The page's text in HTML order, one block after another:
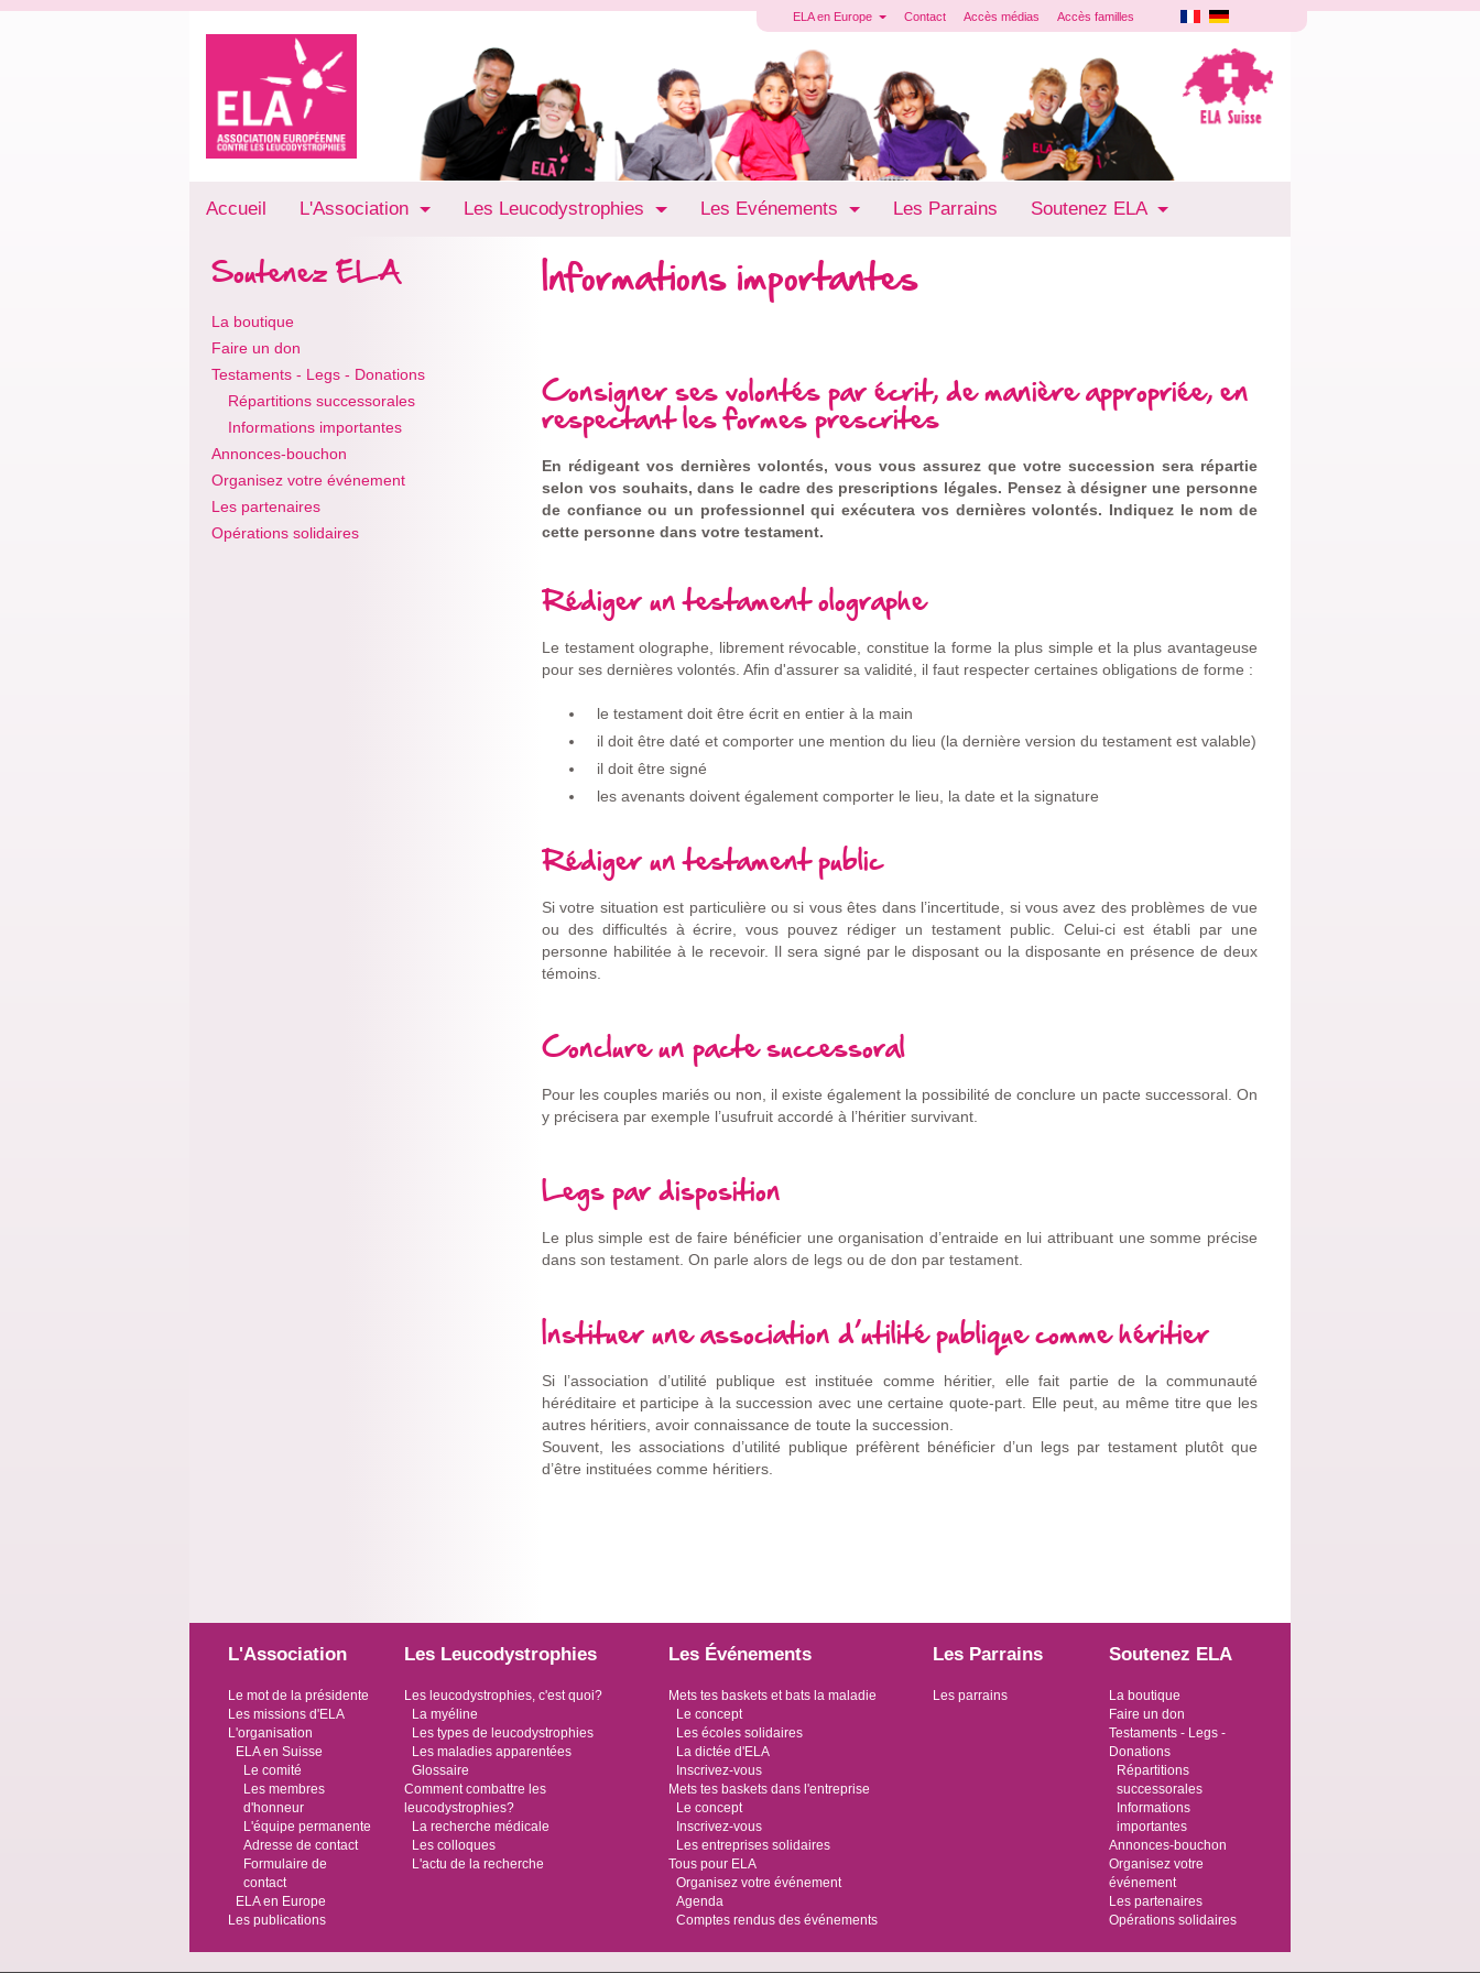
ELA en Europe Contact Accès médias Accès familles
Accueil L'Association Les Leucodystrophies Les Evénements Les Parrains Soutenez ELA
Soutenez ELA
La boutique
Faire un don
Testaments - Legs - Donations
Répartitions successorales
Informations importantes
Annonces-bouchon
Organisez votre événement
Les partenaires
Opérations solidaires
Informations importantes
Consigner ses volontés par écrit, de manière appropriée, en
respectant les formes prescrites
En rédigeant vos dernières volontés, vous vous assurez que votre succession sera répartie
selon vos souhaits, dans le cadre des prescriptions légales. Pensez à désigner une personne
de confianceou un professionnel qui exécutera vos dernières volontés. Indiquez le nom de
cette personne dans votre testament.
Rédiger un testament olographe
Le testament olographe, librement révocable, constitue la forme la plus simple et la plus avantageuse
pour ses dernières volontés. Afin d'assurer sa validité, il faut respecter certaines obligations de forme :
le testament doit être écrit en entier à la main
il doit être daté et comporter une mention du lieu (la dernière version du testament est valable)
il doit être signé
les avenants doivent également comporter le lieu, la date et la signature
Rédiger un testament public
Si votre situation est particulière ou si vous êtes dans l’incertitude, si vous avez des problèmes de vue
ou des difficultés à écrire, vous pouvez rédiger un testament public. Celui-ci est établi par une
personne habilitée à le recevoir. Il sera signé par le disposant ou la disposante en présence de deux
témoins.
Conclure un pacte successoral
Pour les couples mariés ou non, il existe également la possibilité de conclure un pacte successoral. On
y précisera par exemple l’usufruit accordé à l’héritier survivant.
Legs par disposition
Le plus simple est de faire bénéficier une organisation d’entraide en lui attribuant une somme précise
dans son testament. On parle alors de legs ou de don par testament.
Instituer une association d’utilité publique comme héritier
Si l’association d’utilité publique est instituée comme héritier, elle fait partie de la communauté
héréditaire et participe à la succession avec une certaine quote-part. Elle peut, au même titre que les
autres héritiers, avoir connaissance de toute la succession.
Souvent, les associations d’utilité publique préfèrent bénéficier d’un legs par testament plutôt que
d’être instituées comme héritiers.
L'Association
Le mot de la présidente
Les missions d'ELA
L'organisation
ELA en Suisse
Le comité
Les membres
d'honneur
L'équipe permanente
Adresse de contact
Formulaire de
contact
ELA en Europe
Les publications
Les Leucodystrophies
Les leucodystrophies, c'est quoi?
La myéline
Les types de leucodystrophies
Les maladies apparentées
Glossaire
Comment combattre les
leucodystrophies?
La recherche médicale
Les colloques
L'actu de la recherche
Les Événements
Mets tes baskets et bats la maladie
Le concept
Les écoles solidaires
La dictée d'ELA
Inscrivez-vous
Mets tes baskets dans l'entreprise
Le concept
Inscrivez-vous
Les entreprises solidaires
Tous pour ELA
Organisez votre événement
Agenda
Comptes rendus des événements
Les Parrains
Les parrains
Soutenez ELA
La boutique
Faire un don
Testaments - Legs -
Donations
Répartitions
successorales
Informations
importantes
Annonces-bouchon
Organisez votre
événement
Les partenaires
Opérations solidaires